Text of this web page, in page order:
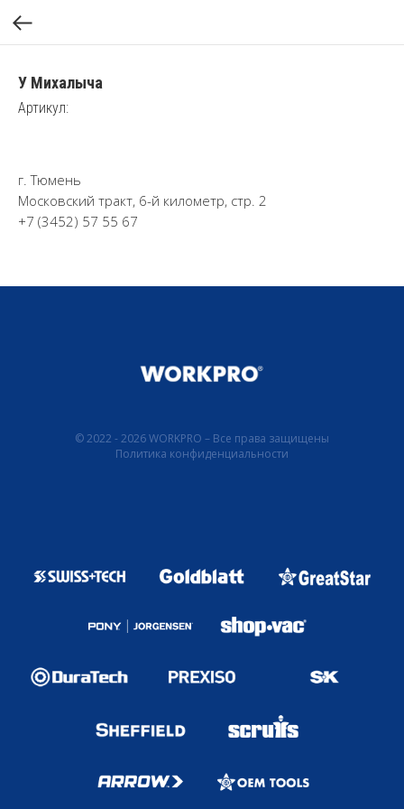
У Михалыча
Артикул:
г. Тюмень
Московский тракт, 6-й километр, стр. 2
+7 (3452) 57 55 67
© 2022 - 2026 WORKPRO – Все права защищены
Политика конфиденциальности